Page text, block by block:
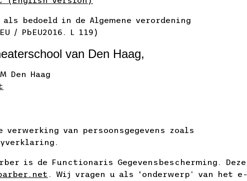
bedoeld in de Algemene verordening
/ PbEU2016. L 119)
van Den Haag,
Den Haag
van persoonsgegevens zoals
is de Functionaris Gegevensbescherming. Deze
. Wij vragen u als ‘onderwerp’ van het e-